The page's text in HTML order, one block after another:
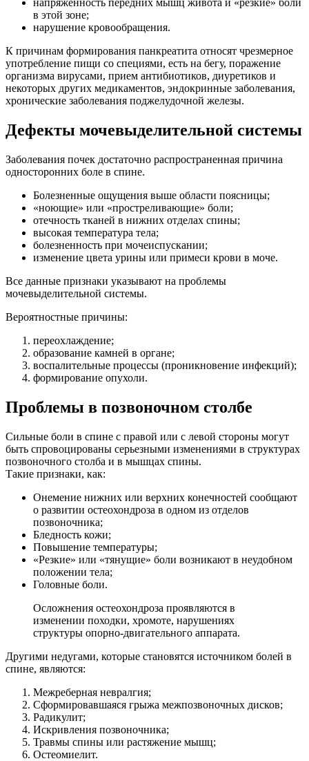
напряженность передних мышц живота и «резкие» боли
в этой зоне;
нарушение кровообращения.
К причинам формирования панкреатита относят чрезмерное
употребление пищи со специями, есть на бегу, поражение
организма вирусами, прием антибиотиков, диуретиков и
некоторых других медикаментов, эндокринные заболевания,
хронические заболевания поджелудочной железы.
Дефекты мочевыделительной системы
Заболевания почек достаточно распространенная причина
односторонних боле в спине.
Болезненные ощущения выше области поясницы;
«ноющие» или «простреливающие» боли;
отечность тканей в нижних отделах спины;
высокая температура тела;
болезненность при мочеиспускании;
изменение цвета урины или примеси крови в моче.
Все данные признаки указывают на проблемы
мочевыделительной системы.
Вероятностные причины:
переохлаждение;
образование камней в органе;
воспалительные процессы (проникновение инфекций);
формирование опухоли.
Проблемы в позвоночном столбе
Сильные боли в спине с правой или с левой стороны могут
быть спровоцированы серьезными изменениями в структурах
позвоночного столба и в мышцах спины.
Такие признаки, как:
Онемение нижних или верхних конечностей сообщают
о развитии остеохондроза в одном из отделов
позвоночника;
Бледность кожи;
Повышение температуры;
«Резкие» или «тянущие» боли возникают в неудобном
положении тела;
Головные боли.
Осложнения остеохондроза проявляются в
изменении походки, хромоте, нарушениях
структуры опорно-двигательного аппарата.
Другими недугами, которые становятся источником болей в
спине, являются:
Межреберная невралгия;
Сформировавшаяся грыжа межпозвоночных дисков;
Радикулит;
Искривления позвоночника;
Травмы спины или растяжение мышц;
Остеомиелит.